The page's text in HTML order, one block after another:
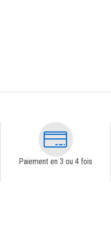
Paiement en 3 ou 4 fois